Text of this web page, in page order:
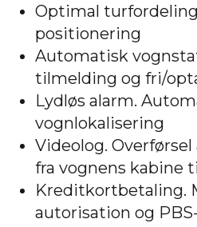
Optimal
positionering
Automatisk
tilmelding og fri/
Lydløs alarm.
vognlokalisering
Videolog.
fra vognens kabine
Kreditkortbetaling.
autorisation og